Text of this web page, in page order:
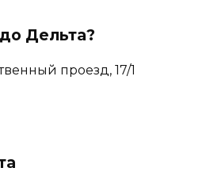
Дельта?
проезд, 17/1